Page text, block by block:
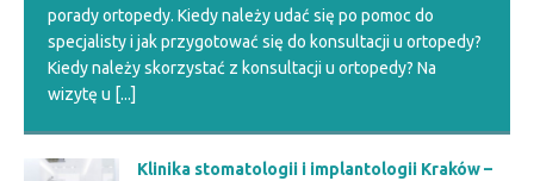
porady ortopedy. Kiedy należy udać się po pomoc do
specjalisty i jak przygotować się do konsultacji u ortopedy?
Kiedy należy skorzystać z konsultacji u ortopedy? Na
wizytę u [...]
​​Klinika stomatologii i implantologii Kraków –